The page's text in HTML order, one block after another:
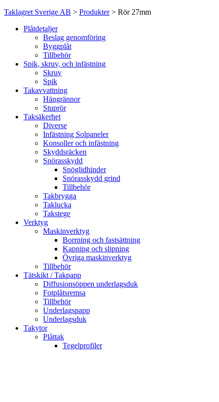
Taklagret Sverige AB > Produkter> Rör 27mm
Plåtdetaljer
Beslag genomföring
Byggplåt
Tillbehör
Spik, skruv, och infästning
Skruv
Spik
Takavvattning
Hängrännor
Stuprör
Taksäkerhet
Diverse
Infästning Solpaneler
Konsoller och infästning
Skyddsräcken
Snörasskydd
Snöglidhinder
Snörasskydd grind
Tillbehör
Takbrygga
Taklucka
Takstege
Verktyg
Maskinverktyg
Borrning och fastsättning
Kapning och slipning
Övriga maskinverktyg
Tillbehör
Tätskikt / Takpapp
Diffusionsöppen underlagsduk
Fotplåtsremsa
Tillbehör
Underlagspapp
Underlagsduk
Takytor
Plåttak
Tegelprofiler